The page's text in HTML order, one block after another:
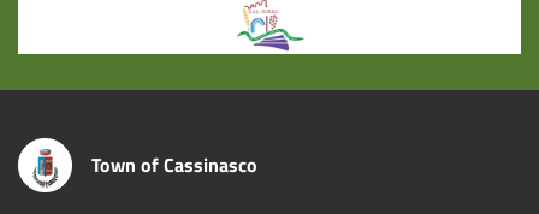
Town of Cassinasco